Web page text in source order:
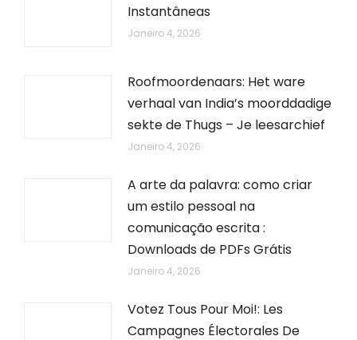
Instantâneas
Janeiro 4, 2026
Roofmoordenaars: Het ware
verhaal van India’s moorddadige
sekte de Thugs – Je leesarchief
Janeiro 4, 2026
A arte da palavra: como criar
um estilo pessoal na
comunicação escrita :
Downloads de PDFs Grátis
Janeiro 4, 2026
Votez Tous Pour Moi!: Les
Campagnes Électorales De